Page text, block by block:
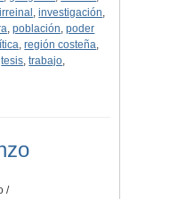
,investigación,
,población,poder
,región costeña,
tesis,trabajo,
/